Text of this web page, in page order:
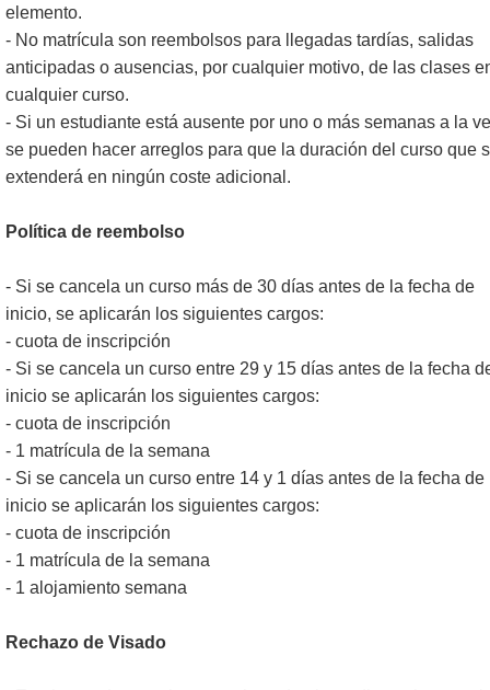
elemento.
- No matrícula son reembolsos para llegadas tardías, salidas
anticipadas o ausencias, por cualquier motivo, de las clases
cualquier curso.
- Si un estudiante está ausente por uno o más semanas a la
se pueden hacer arreglos para que la duración del curso que
extenderá en ningún coste adicional.
Política de reembolso
- Si se cancela un curso más de 30 días antes de la fecha de
inicio, se aplicarán los siguientes cargos:
- cuota de inscripción
- Si se cancela un curso entre 29 y 15 días antes de la fecha
inicio se aplicarán los siguientes cargos:
- cuota de inscripción
- 1 matrícula de la semana
- Si se cancela un curso entre 14 y 1 días antes de la fecha de
inicio se aplicarán los siguientes cargos:
- cuota de inscripción
- 1 matrícula de la semana
- 1 alojamiento semana
Rechazo de Visado